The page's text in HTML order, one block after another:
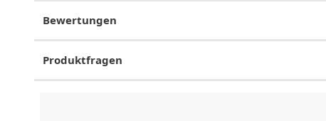
Bewertungen
Produktfragen